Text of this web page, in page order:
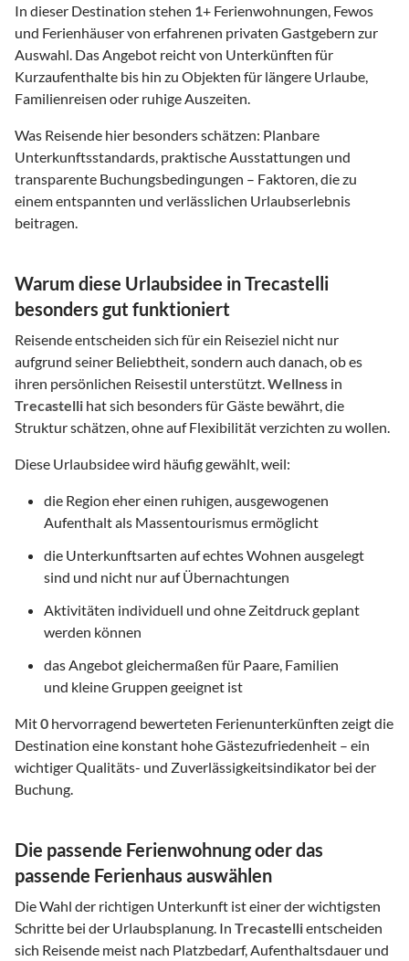
In dieser Destination stehen 1+ Ferienwohnungen, Fewos
und Ferienhäuser von erfahrenen privaten Gastgebern zur
Auswahl. Das Angebot reicht von Unterkünften für
Kurzaufenthalte bis hin zu Objekten für längere Urlaube,
Familienreisen oder ruhige Auszeiten.
Was Reisende hier besonders schätzen: Planbare
Unterkunftsstandards, praktische Ausstattungen und
transparente Buchungsbedingungen – Faktoren, die zu
einem entspannten und verlässlichen Urlaubserlebnis
beitragen.
Warum diese Urlaubsidee in Trecastelli
besonders gut funktioniert
Reisende entscheiden sich für ein Reiseziel nicht nur
aufgrund seiner Beliebtheit, sondern auch danach, ob es
ihren persönlichen Reisestil unterstützt.Wellness in
Trecastelli hat sich besonders für Gäste bewährt, die
Struktur schätzen, ohne auf Flexibilität verzichten zu wollen.
Diese Urlaubsidee wird häufig gewählt, weil:
die Region eher einen ruhigen, ausgewogenen
Aufenthalt als Massentourismus ermöglicht
die Unterkunftsarten auf echtes Wohnen ausgelegt
sind und nicht nur auf Übernachtungen
Aktivitäten individuell und ohne Zeitdruck geplant
werden können
das Angebot gleichermaßen für Paare, Familien
und kleine Gruppen geeignet ist
Mit0 hervorragend bewerteten Ferienunterkünften zeigt die
Destination eine konstant hohe Gästezufriedenheit – ein
wichtiger Qualitäts- und Zuverlässigkeitsindikator bei der
Buchung.
Die passende Ferienwohnung oder das
passende Ferienhaus auswählen
Die Wahl der richtigen Unterkunft ist einer der wichtigsten
Schritte bei der Urlaubsplanung. In Trecastellientscheiden
sich Reisende meist nach Platzbedarf, Aufenthaltsdauer und